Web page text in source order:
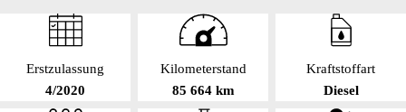
Erstzulassung
4/2020
Kilometerstand
85 664 km
Kraftstoffart
Diesel